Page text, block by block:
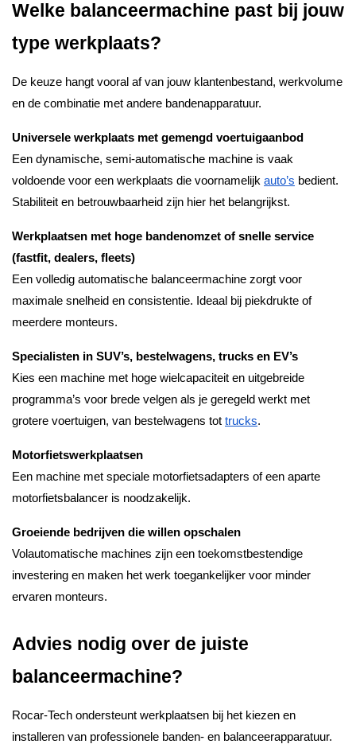
Welke balanceermachine past bij jouw
type werkplaats?
De keuze hangt vooral af van jouw klantenbestand, werkvolume
en de combinatie met andere bandenapparatuur.
Universele werkplaats met gemengd voertuigaanbod
Een dynamische, semi-automatische machine is vaak
voldoende voor een werkplaats die voornamelijk auto’s bedient.
Stabiliteit en betrouwbaarheid zijn hier het belangrijkst.
Werkplaatsen met hoge bandenomzet of snelle service
(fastfit, dealers, fleets)
Een volledig automatische balanceermachine zorgt voor
maximale snelheid en consistentie. Ideaal bij piekdrukte of
meerdere monteurs.
Specialisten in SUV’s, bestelwagens, trucks en EV’s
Kies een machine met hoge wielcapaciteit en uitgebreide
programma’s voor brede velgen als je geregeld werkt met
grotere voertuigen, van bestelwagens tot trucks.
Motorfietswerkplaatsen
Een machine met speciale motorfietsadapters of een aparte
motorfietsbalancer is noodzakelijk.
Groeiende bedrijven die willen opschalen
Volautomatische machines zijn een toekomstbestendige
investering en maken het werk toegankelijker voor minder
ervaren monteurs.
Advies nodig over de juiste
balanceermachine?
Rocar-Tech ondersteunt werkplaatsen bij het kiezen en
installeren van professionele banden- en balanceerapparatuur.